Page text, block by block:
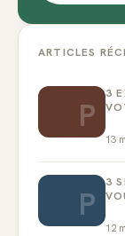
ARTICLES
P
3
13
P
3
12